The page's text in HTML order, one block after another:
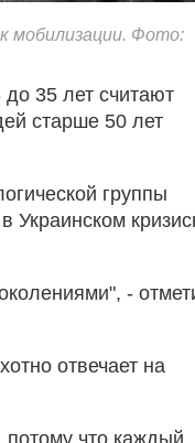
мобилизации. Фото:
35 лет считают
старше 50 лет
группы
Украинском
-
отвечает на
что каждый